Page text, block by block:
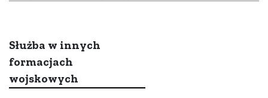
Służba w innych
formacjach
wojskowych